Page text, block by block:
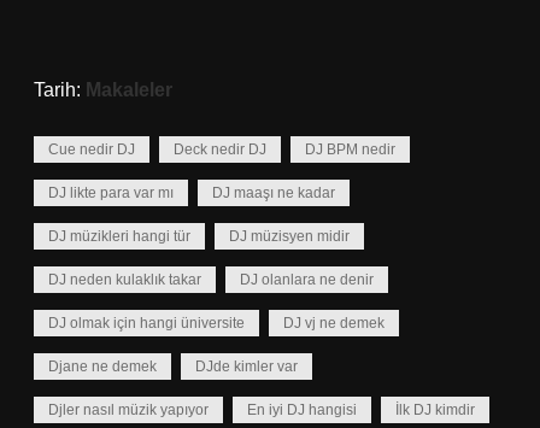
Tarih: Makaleler
Cue nedir DJ Deck nedir DJ DJ BPM nedir
DJ likte para var mı DJ maaşı ne kadar
DJ müzikleri hangi tür DJ müzisyen midir
DJ neden kulaklık takar DJ olanlara ne denir
DJ olmak için hangi üniversite DJ vj ne demek
Djane ne demek DJde kimler var
Djler nasıl müzik yapıyor En iyi DJ hangisi İlk DJ kimdir